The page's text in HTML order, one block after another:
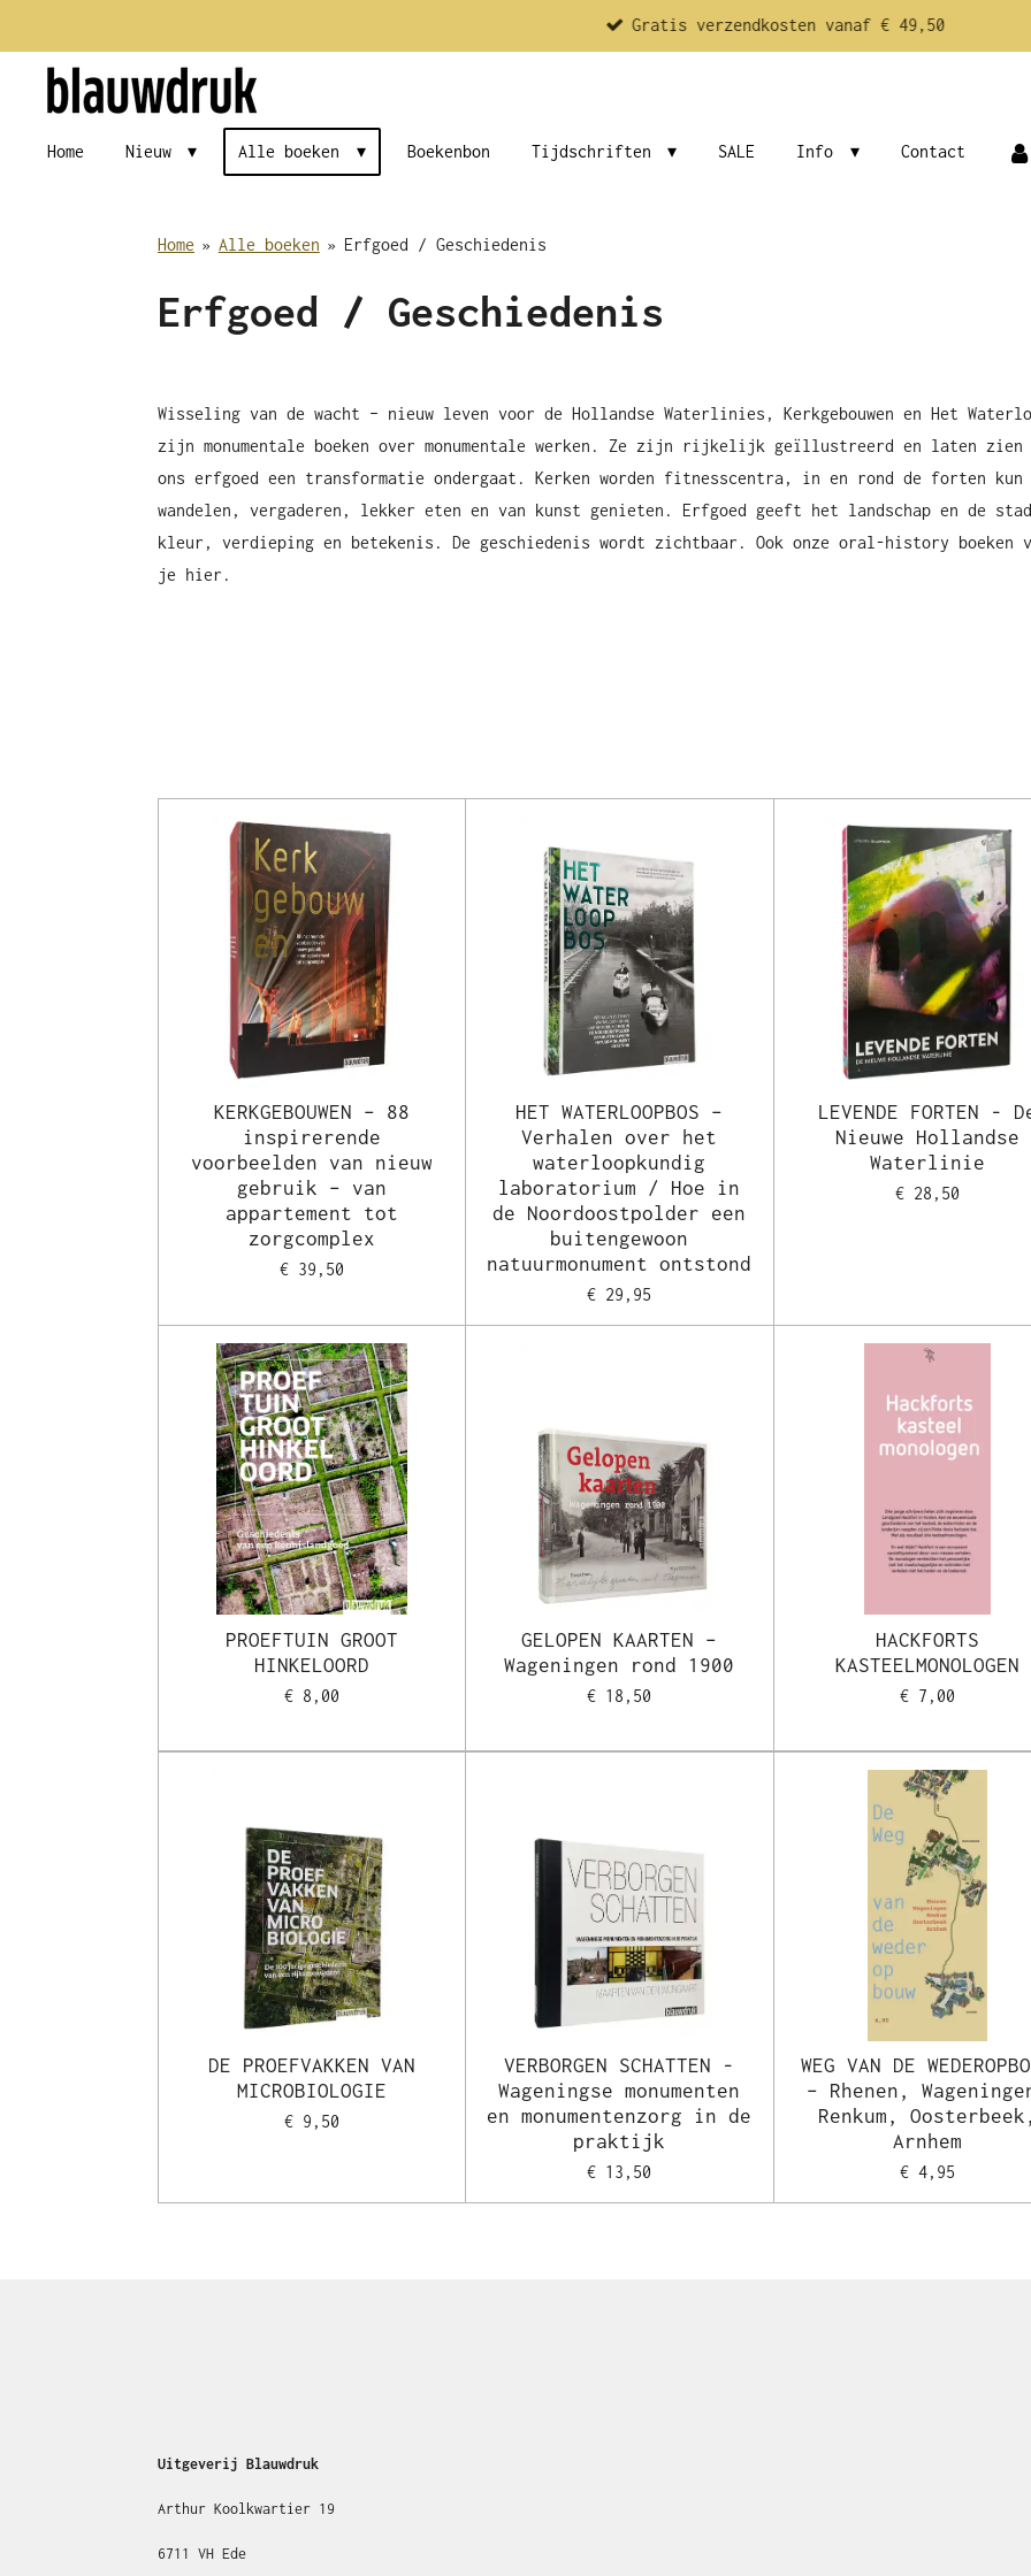
direct
hoofdinhoud
Gratis verzendkosten vanaf € 49,50
Home Nieuw Alle boeken Boekenbon Tijdschriften SALE Info Contact
Home » Alle boeken » Erfgoed / Geschiedenis
Erfgoed / Geschiedenis
Wisseling van de wacht – nieuw leven voor de Hollandse Waterlinies, Kerkgebouwen en Het
zijn monumentale boeken over monumentale werken. Ze zijn rijkelijk geïllustreerd en laten zien
ons erfgoed een transformatie ondergaat. Kerken worden fitnesscentra, in en rond de forten
wandelen, vergaderen, lekker eten en van kunst genieten. Erfgoed geeft het landschap en de stad
kleur, verdieping en betekenis. De geschiedenis wordt zichtbaar. Ook onze oral-history boeken
je hier.
KERKGEBOUWEN – 88
inspirerende
voorbeelden van nieuw
gebruik – van
appartement tot
zorgcomplex
€ 39,50
HET WATERLOOPBOS –
Verhalen over het
waterloopkundig
laboratorium / Hoe in
de Noordoostpolder een
buitengewoon
natuurmonument ontstond
€ 29,95
LEVENDE FORTEN -
Nieuwe Hollandse
Waterlinie
€ 28,50
PROEFTUIN GROOT
HINKELOORD
€ 8,00
GELOPEN KAARTEN –
Wageningen rond 1900
€ 18,50
HACKFORTS
KASTEELMONOLOGEN
€ 7,00
DE PROEFVAKKEN VAN
MICROBIOLOGIE
€ 9,50
VERBORGEN SCHATTEN -
Wageningse monumenten
en monumentenzorg in de
praktijk
€ 13,50
WEG VAN DE
– Rhenen,
Renkum,
Arnhem
€ 4,95
Uitgeverij Blauwdruk
Arthur Koolkwartier 19
6711 VH Ede